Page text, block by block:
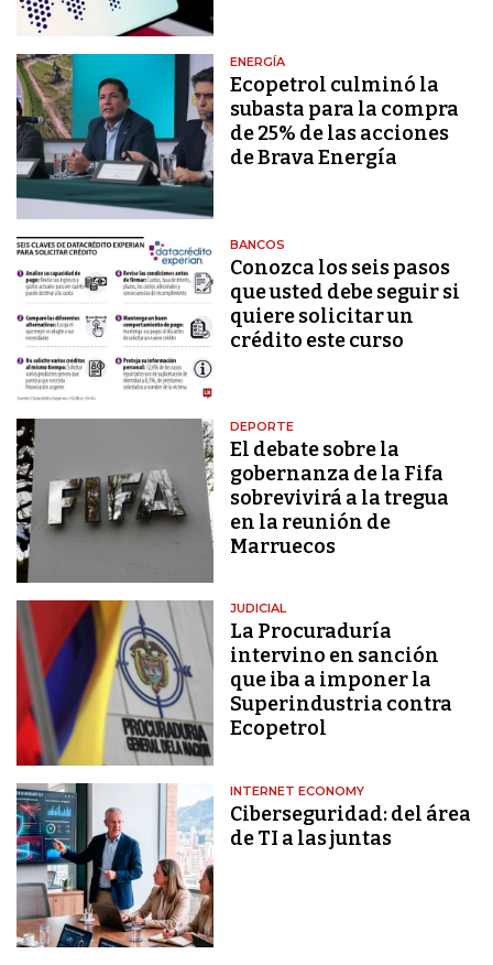
ENERGÍA
Ecopetrol culminó la
subasta para la compra
de 25% de las acciones
de Brava Energía
BANCOS
Conozca los seis pasos
que usted debe seguir si
quiere solicitar un
crédito este curso
DEPORTE
El debate sobre la
gobernanza de la Fifa
sobrevivirá a la tregua
en la reunión de
Marruecos
JUDICIAL
La Procuraduría
intervino en sanción
que iba a imponer la
Superindustria contra
Ecopetrol
INTERNET ECONOMY
Ciberseguridad: del área
de TI a las juntas